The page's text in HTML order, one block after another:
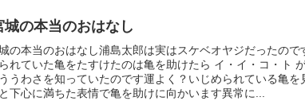
城の本当のおはなし
の本当のおはなし浦島太郎は実はスケベオヤジだったので
れていた亀をたすけたのは亀を助けたら イ・イ・コ・ト
うわさを知っていたのです運よく？いじめられている亀を
下心に満ちた表情で亀を助けに向かいます異常に...